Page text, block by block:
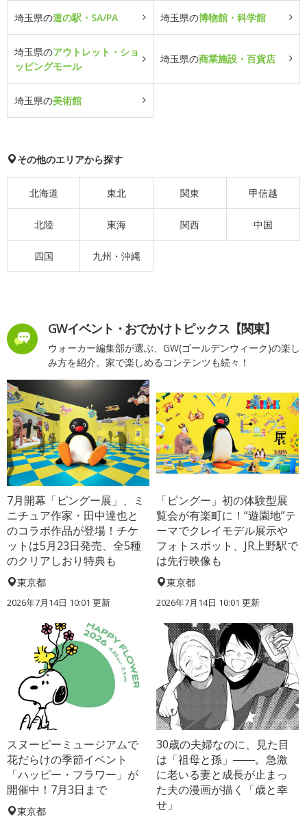
埼玉県の道の駅・SA/PA 埼玉県の博物館・科学館
埼玉県のアウトレット・ショ
ッピングモール
埼玉県の商業施設・百貨店
埼玉県の美術館
その他のエリアから探す
北海道 東北 関東 甲信越
北陸 東海 関西 中国
四国 九州・沖縄
GWイベント・おでかけトピックス【関東】
ウォーカー編集部が選ぶ、GW(ゴールデンウィーク)の楽し
み方を紹介。家で楽しめるコンテンツも続々！
7月開幕「ピングー展」、ミ
ニチュア作家・田中達也と
のコラボ作品が登場！チケ
ットは5月23日発売、全5種
のクリアしおり特典も
東京都
2026年7月14日 10:01 更新
「ピングー」初の体験型展
覧会が有楽町に！“遊園地”テ
ーマでクレイモデル展示や
フォトスポット、JR上野駅で
は先行映像も
東京都
2026年7月14日 10:01 更新
スヌーピーミュージアムで
花だらけの季節イベント
「ハッピー・フラワー」が
開催中！7月3日まで
東京都
30歳の夫婦なのに、見た目
は「祖母と孫」――。急激
に老いる妻と成長が止まっ
た夫の漫画が描く「歳と幸
せ」